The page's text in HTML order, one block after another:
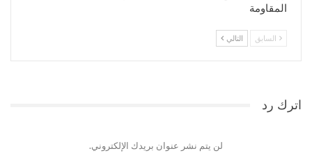
المقاومة
السابق التالي
اترك رد
لن يتم نشر عنوان بريدك الإلكتروني.